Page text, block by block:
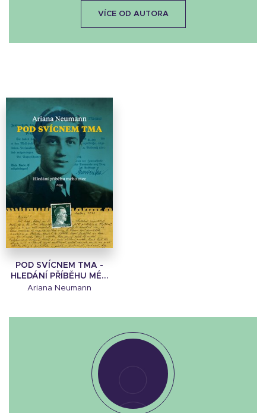
POD SVÍCNEM TMA -
HLEDÁNÍ PŘÍBĚHU MÉ...
Ariana Neumann
VÍCE OD AUTORA